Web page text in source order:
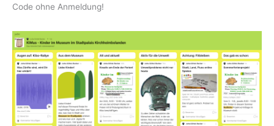
Code ohne Anmeldung!